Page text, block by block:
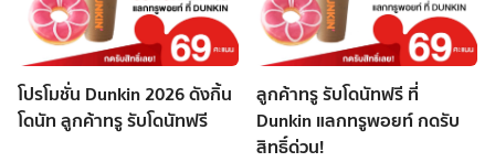
โปรโมชั่น Dunkin 2026 ดังกิ้น
โดนัท ลูกค้าทรู รับโดนัทฟรี
ลูกค้าทรู รับโดนัทฟรี ที่
Dunkin แลกทรูพอยท์ กดรับ
สิทธิ์ด่วน!